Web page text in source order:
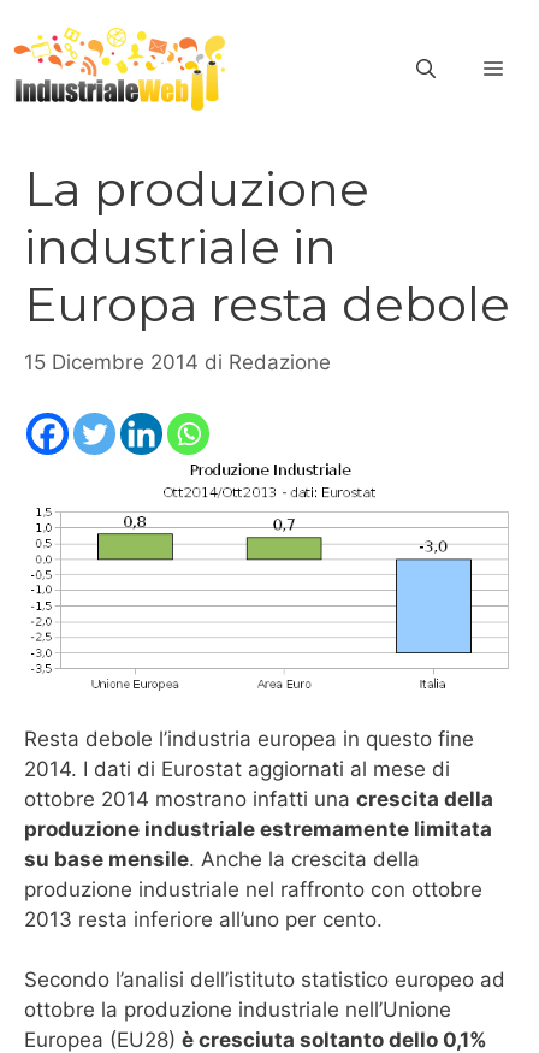
al
contenuto
La produzione
industriale in
Europa resta debole
15 Dicembre 2014 di Redazione
Resta debole l’industria europea in questo fine
2014. I dati di Eurostat aggiornati al mese di
ottobre 2014 mostrano infatti una crescita della
produzione industriale estremamente limitata
su base mensile. Anche la crescita della
produzione industriale nel raffronto con ottobre
2013 resta inferiore all’uno per cento.
Secondo l’analisi dell’istituto statistico europeo ad
ottobre la produzione industriale nell’Unione
Europea (EU28) è cresciuta soltanto dello 0,1%